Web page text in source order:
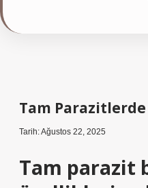
Tam Parazitlerde
Tarih: Ağustos 22, 2025
Tam parazit